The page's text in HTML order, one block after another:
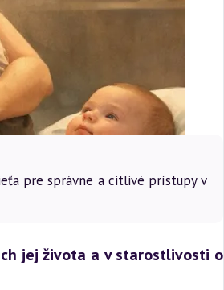
pre správne a citlivé prístupy v
jej života a v starostlivosti o